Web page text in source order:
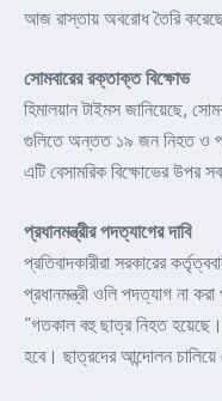
আজ রাস্তায় অবরোধ তৈরি
সোমবারের রক্তাক্ত বিক্ষোভ
হিমালয়ান টাইমস জানিয়েছে,
গুলিতে অন্তত ১৯ জন নিহত ও
এটি বেসামরিক বিক্ষোভের উপর
প্রধানমন্ত্রীর পদত্যাগের দাবি
প্রতিবাদকারীরা সরকারের
প্রধানমন্ত্রী ওলি পদত্যাগ না
“গতকাল বহু ছাত্র নিহত হয়েছে।
হবে। ছাত্রদের আন্দোলন